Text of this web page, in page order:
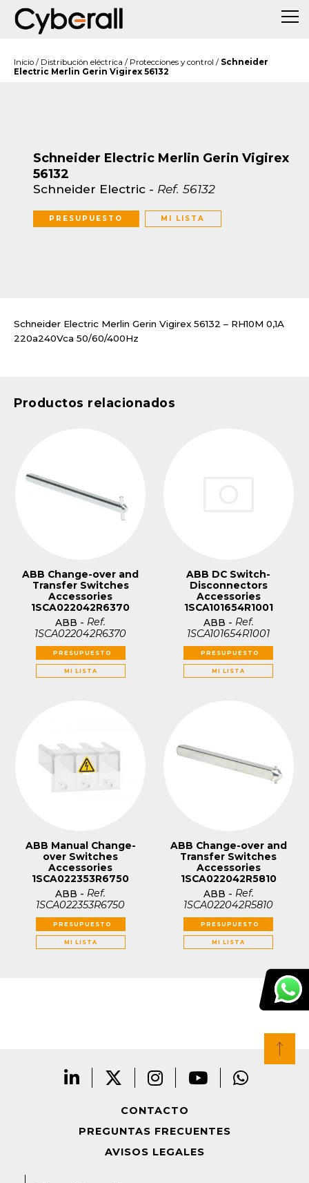
Inicio / Distribución eléctrica / Protecciones y control / Schneider
Electric Merlin Gerin Vigirex 56132
Schneider Electric Merlin Gerin Vigirex
56132
Schneider Electric - Ref. 56132
PRESUPUESTO MI LISTA
Schneider Electric Merlin Gerin Vigirex 56132 – RH10M 0,1A
220a240Vca 50/60/400Hz
Productos relacionados
ABB Change-over and
Transfer Switches
Accessories
1SCA022042R6370
ABB - Ref.
1SCA022042R6370
PRESUPUESTO
MI LISTA
ABB DC Switch-
Disconnectors
Accessories
1SCA101654R1001
ABB - Ref.
1SCA101654R1001
PRESUPUESTO
MI LISTA
ABB Manual Change-
over Switches
Accessories
1SCA022353R6750
ABB - Ref.
1SCA022353R6750
PRESUPUESTO
MI LISTA
ABB Change-over and
Transfer Switches
Accessories
1SCA022042R5810
ABB - Ref.
1SCA022042R5810
PRESUPUESTO
MI LISTA
CONTACTO
PREGUNTAS FRECUENTES
AVISOS LEGALES